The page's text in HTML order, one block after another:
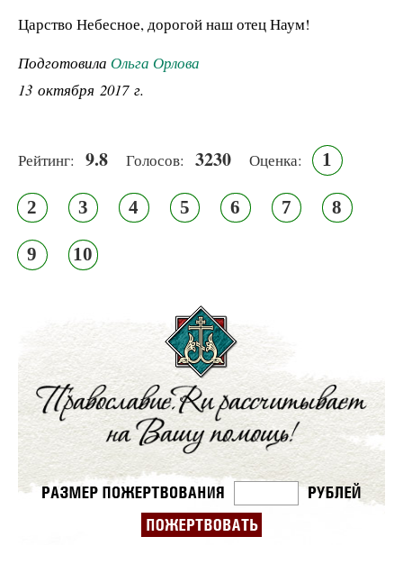
Царство Небесное, дорогой наш отец Наум!
Подготовила Ольга Орлова
13 октября 2017 г.
Рейтинг: 9.8 Голосов: 3230 Оценка: 1
2 3 4 5 6 7 8
9 10